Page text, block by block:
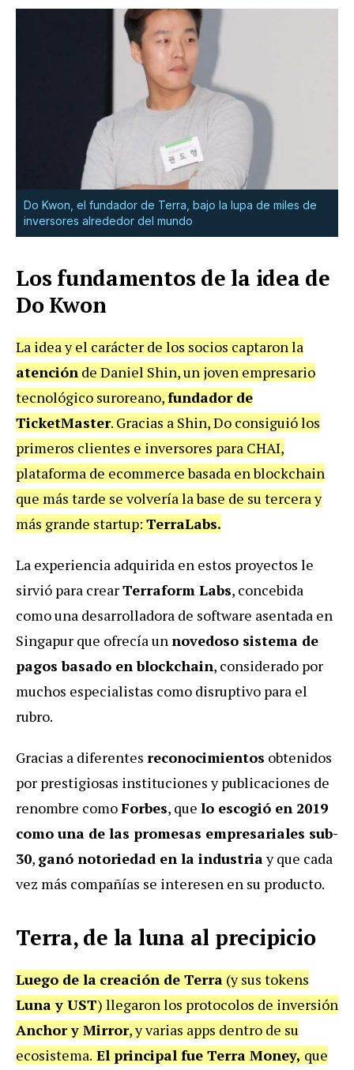
Do Kwon, el fundador de Terra, bajo la lupa de miles de
inversores alrededor del mundo
Los fundamentos de la idea de
Do Kwon
La idea y el carácter de los socios captaron la
atención de Daniel Shin, un joven empresario
tecnológico suroreano,fundador de
TicketMaster. Gracias a Shin, Do consiguió los
primeros clientes e inversores para CHAI,
plataforma de ecommerce basada en blockchain
que más tarde se volvería la base de su tercera y
más grande startup: TerraLabs.
La experiencia adquirida en estos proyectos le
sirvió para crearTerraform Labs, concebida
como una desarrolladora de software asentada en
Singapur que ofrecía unnovedoso sistema de
pagos basado en blockchain, considerado por
muchos especialistas como disruptivo para el
rubro.
Gracias a diferentes reconocimientos obtenidos
por prestigiosas instituciones y publicaciones de
renombre comoForbes, que lo escogió en 2019
como una de las promesas empresariales sub-
30, ganó notoriedad en la industriay que cada
vez más compañías se interesen en su producto.
Terra, de la luna al precipicio
Luego de la creación de Terra (y sus tokens
Luna y UST) llegaron los protocolos de inversión
Anchor y Mirror, y varias apps dentro de su
ecosistema. El principal fue Terra Money, que